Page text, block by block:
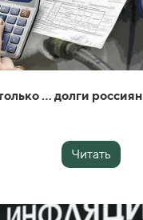
… долги россиян
Читать